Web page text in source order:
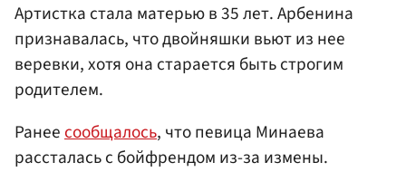
Артистка стала матерью в 35 лет. Арбенина
признавалась, что двойняшки вьют из нее
веревки, хотя она старается быть строгим
родителем.
Ранеесообщалось, что певица Минаева
рассталась с бойфрендом из-за измены.